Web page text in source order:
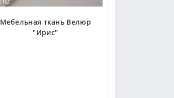
Мебельная ткань Велюр
"Ирис"